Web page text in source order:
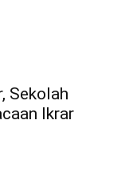
Sekolah
Ikrar